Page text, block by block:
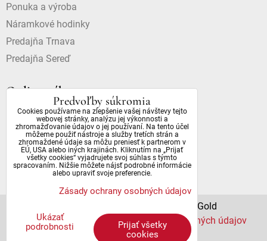
Ponuka a výroba
Náramkové hodinky
Predajňa Trnava
Predajňa Sereď
Online nákup
Doprava a platba
Dostupnosť a dôležité informácie
Obchodné podmienky
Ochrana osobných údajov
© 2022 All Rights Reserved | DianaGold
Predvoľby súkromia
Zásady ochrany osobných údajov
Stav objednávky
Predvoľby súkromia
Cookies používame na zlepšenie vašej návštevy tejto
webovej stránky, analýzu jej výkonnosti a
zhromažďovanie údajov o jej používaní. Na tento účel
môžeme použiť nástroje a služby tretích strán a
zhromaždené údaje sa môžu preniesť k partnerom v
EÚ, USA alebo iných krajinách. Kliknutím na „Prijať
všetky cookies“ vyjadrujete svoj súhlas s týmto
spracovaním. Nižšie môžete nájsť podrobné informácie
alebo upraviť svoje preferencie.
Zásady ochrany osobných údajov
Ukázať
podrobnosti
Prijať všetky
cookies